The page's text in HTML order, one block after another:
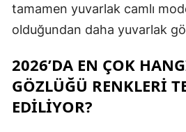
tamamen yuvarlak camlı
olduğundan daha yuvarlak
2026’DA EN ÇOK
GÖZLÜĞÜ RENKLERI
EDILIYOR?